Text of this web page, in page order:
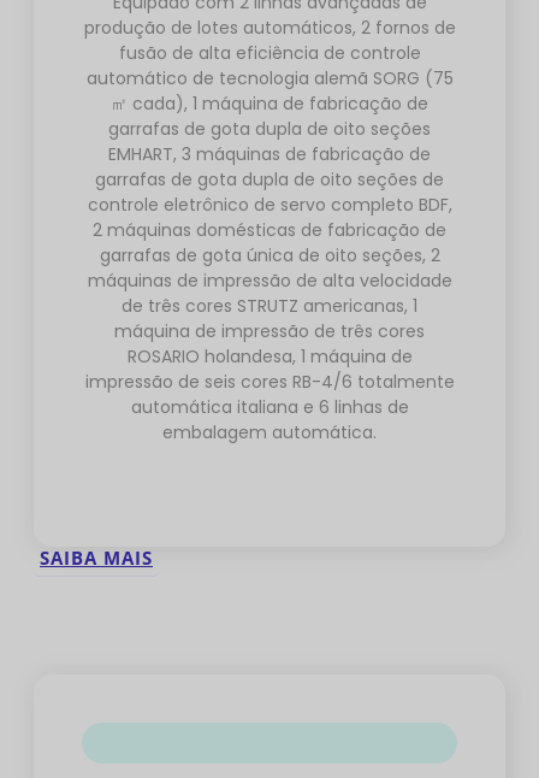
produção de lotes automáticos, 2 fornos de
fusão de alta eficiência de controle
automático de tecnologia alemã SORG (75
㎡ cada), 1 máquina de fabricação de
garrafas de gota dupla de oito seções
EMHART, 3 máquinas de fabricação de
garrafas de gota dupla de oito seções de
controle eletrônico de servo completo BDF,
2 máquinas domésticas de fabricação de
garrafas de gota única de oito seções, 2
máquinas de impressão de alta velocidade
de três cores STRUTZ americanas, 1
máquina de impressão de três cores
ROSARIO holandesa, 1 máquina de
impressão de seis cores RB-4/6 totalmente
automática italiana e 6 linhas de
embalagem automática.
SAIBA MAIS